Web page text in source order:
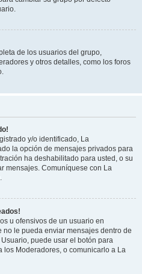
de los usuarios del grupo,
y otros detalles, como los foros
y/o identificado, La
la opción de mensajes privados para
ha deshabilitado para usted, o su
mensajes. Comuníquese con La
u ofensivos de un usuario en
le pueda enviar mensajes dentro de
puede usar el botón para
los Moderadores, o comunicarlo a La